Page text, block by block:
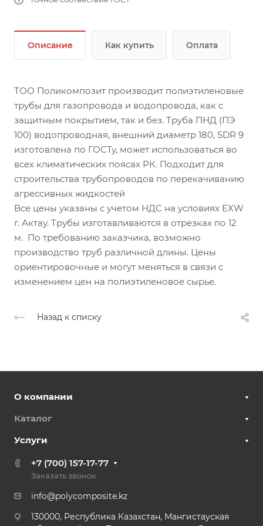
Описание Как купить Оплата
ТОО Поликомпозит производит полиэтиленовые
трубы для газопровода и водопровода, как с
защитным покрытием, так и без. Труба ПНД (ПЭ
100) водопроводная, внешний диаметр 180, SDR 9
изготовлена по ГОСТу, может использоваться во
всех климатических поясах РК. Подходит для
строительства трубопроводов по перекачиванию
агрессивных жидкостей
Все цены указаны с учетом НДС на условиях EXW
г. Актау. Трубы изготавливаются в отрезках по 12
м. По требованию заказчика, возможно
производство труб различной длины. Цены
ориентировочные и могут меняться в связи с
изменением цен на полиэтиленовое сырье.
Назад к списку
О компании
Каталог
Услуги
+7 (700) 157-17-77
Заказать звонок
info@polycomposite.kz
130000, Республика Казахстан, Мангистауская